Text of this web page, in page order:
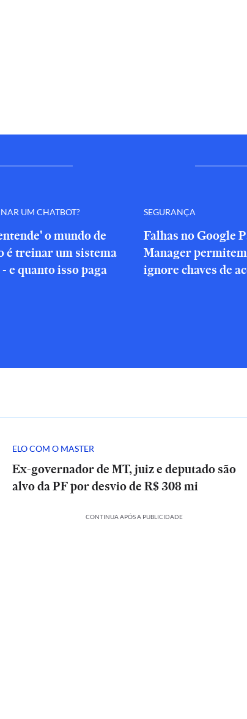
UM CHATBOT?
o mundo de
é treinar um sistema
e quanto isso paga
SEGURANÇA
Falhas no Google
Manager
ignore chaves de
ELO COM O MASTER
Ex-governador de MT, juiz e deputado são
alvo da PF por desvio de R$ 308 mi
CONTINUA APÓS A PUBLICIDADE